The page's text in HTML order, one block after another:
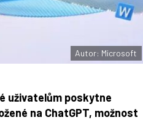
Autor: Microsoft
uživatelům poskytne
na ChatGPT, možnost